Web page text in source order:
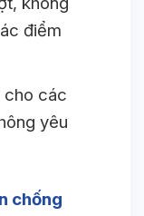
điểm
cho các
yêu
chống